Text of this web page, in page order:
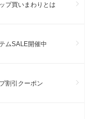
プ買いまわりとは
ムSALE開催中
割引クーポン